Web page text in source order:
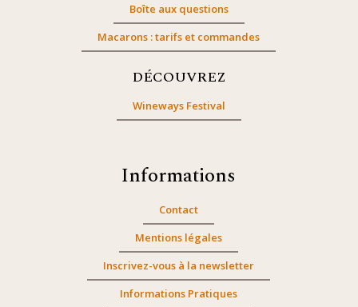
Boîte aux questions
Macarons : tarifs et commandes
DÉCOUVREZ
Wineways Festival
Informations
Contact
Mentions légales
Inscrivez-vous à la newsletter
Informations Pratiques